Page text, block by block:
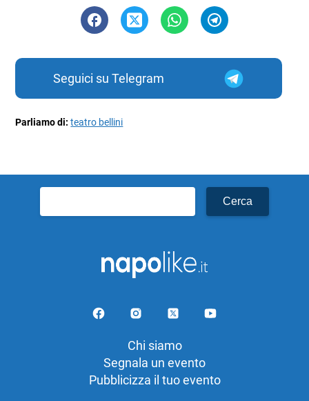
Seguici su Telegram
Parliamo di:teatro bellini
per:
Chi siamo
Segnala un evento
Pubblicizza il tuo evento